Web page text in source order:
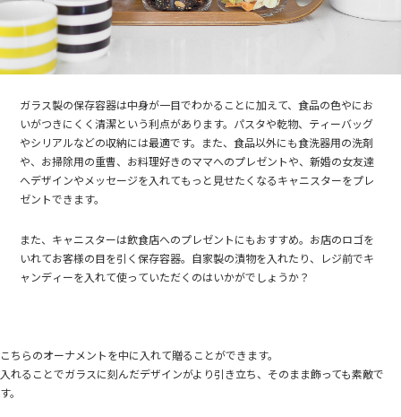
ガラス製の保存容器は中身が一目でわかることに加えて、食品の色やにお
いがつきにくく清潔という利点があります。パスタや乾物、ティーバッグ
やシリアルなどの収納には最適です。また、食品以外にも食洗器用の洗剤
や、お掃除用の重曹、お料理好きのママへのプレゼントや、新婚の女友達
へデザインやメッセージを入れてもっと見せたくなるキャニスターをプレ
ゼントできます。
また、キャニスターは飲食店へのプレゼントにもおすすめ。お店のロゴを
いれてお客様の目を引く保存容器。自家製の漬物を入れたり、レジ前でキ
ャンディーを入れて使っていただくのはいかがでしょうか？
こちらのオーナメントを中に入れて贈ることができます。
入れることでガラスに刻んだデザインがより引き立ち、そのまま飾っても素敵で
す。